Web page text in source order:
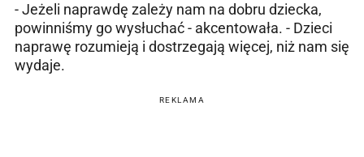
- Jeżeli naprawdę zależy nam na dobru dziecka,
powinniśmy go wysłuchać - akcentowała. - Dzieci
naprawę rozumieją i dostrzegają więcej, niż nam się
wydaje.
REKLAMA